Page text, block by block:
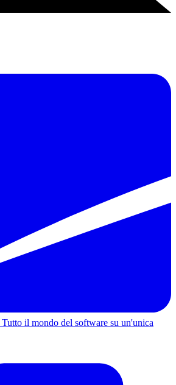
Tutto il mondo del software su un'unica